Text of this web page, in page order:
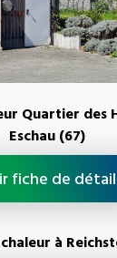
Quartier des
Eschau (67)
fiche de détail
à